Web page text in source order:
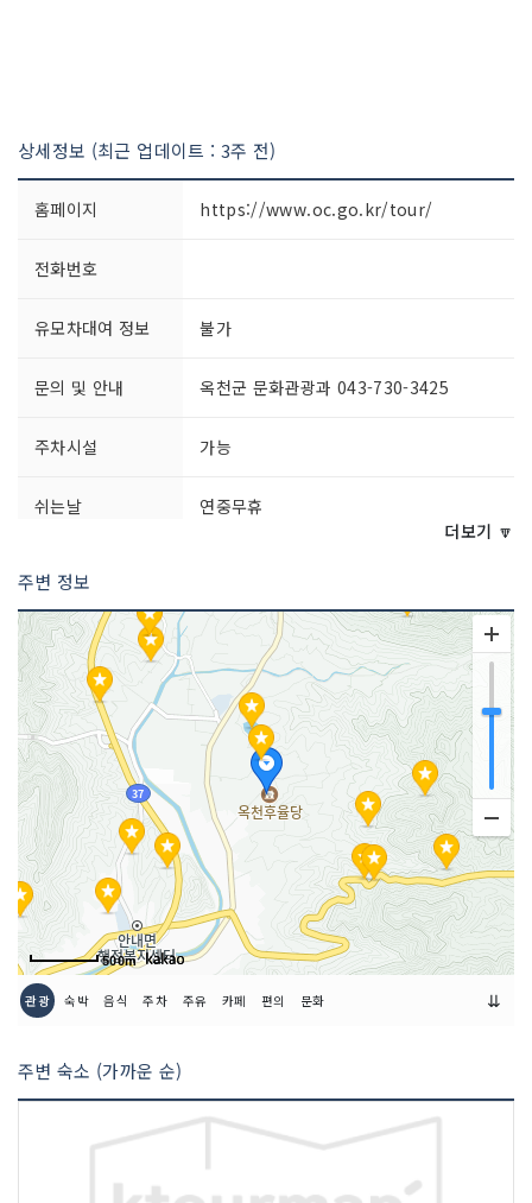
상세정보 (최근 업데이트 : 3주 전)
홈페이지 https://www.oc.go.kr/tour/
전화번호
유모차대여 정보 불가
문의 및 안내 옥천군 문화관광과 043-730-3425
주차시설 가능
쉬는날 연중무휴
더보기 🔽
주변 정보
500m
관광 숙박 음식 주차 주유 카페 편의 문화 ⇊
주변 숙소 (가까운 순)